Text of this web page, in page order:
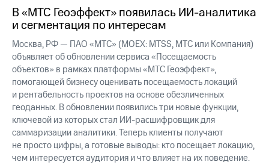
Порядок
выкупа
акций
Дивиденды
Рынок
облигаций
Описание
Еврооблигации-2023
Уведомление
о
погашении
именных
облигаций
В «МТС Геоэффект» появилась ИИ-аналитика
и сегментация по интересам
Москва, РФ — ПАО «МТС» (MOEX: MTSS, МТС или Компания)
объявляет об обновлении сервиса «Посещаемость
объектов» в рамках платформы «МТС Геоэффект»,
помогающей бизнесу оценивать посещаемость локаций
и рентабельность проектов на основе обезличенных
геоданных. В обновлении появились три новые функции,
ключевой из которых стал ИИ-расшифровщик для
саммаризации аналитики. Теперь клиенты получают
не просто цифры, а готовые выводы: кто посещает локацию,
чем интересуется аудитория и что влияет на их поведение.